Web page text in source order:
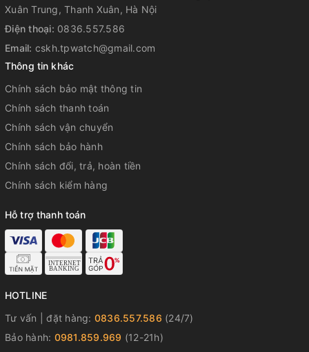
Xuân Trung, Thanh Xuân, Hà Nội
Điện thoại: 0836.557.586
Email: cskh.tpwatch@gmail.com
Thông tin khác
Chính sách bảo mật thông tin
Chính sách thanh toán
Chính sách vận chuyển
Chính sách bảo hành
Chính sách đổi, trả, hoàn tiền
Chính sách kiểm hàng
Hỗ trợ thanh toán
HOTLINE
Tư vấn | đặt hàng: 0836.557.586 (24/7)
Bảo hành: 0981.859.969 (12-21h)